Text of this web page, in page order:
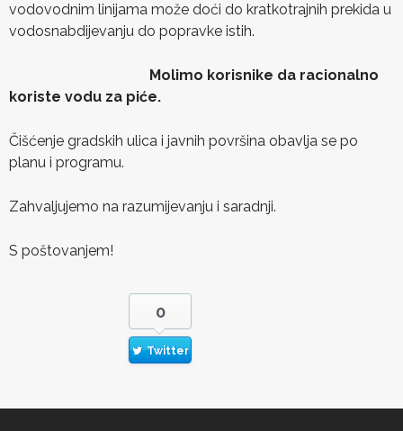
vodovodnim linijama može doći do kratkotrajnih prekida u
vodosnabdijevanju do popravke istih.
Molimo korisnike da racionalno
koriste vodu za piće.
Čišćenje gradskih ulica i javnih površina obavlja se po
planu i programu.
Zahvaljujemo na razumijevanju i saradnji.
S poštovanjem!
0
Twitter